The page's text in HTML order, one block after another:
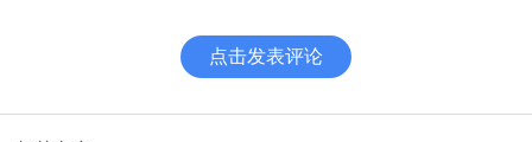
点击发表评论